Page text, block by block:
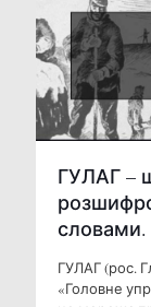
ГУЛАГ –
словами.
ГУЛАГ (рос.
«Головне